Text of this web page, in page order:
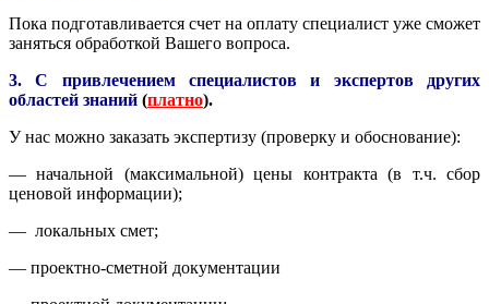
Пока подготавливается счет на оплату специалист уже сможет
заняться обработкой Вашего вопроса.
3. С привлечением специалистов и экспертов других
областей знаний (платно).
У нас можно заказать экспертизу (проверку и обоснование):
— начальной (максимальной) цены контракта (в т.ч. сбор
ценовой информации);
— локальных смет;
— проектно-сметной документации